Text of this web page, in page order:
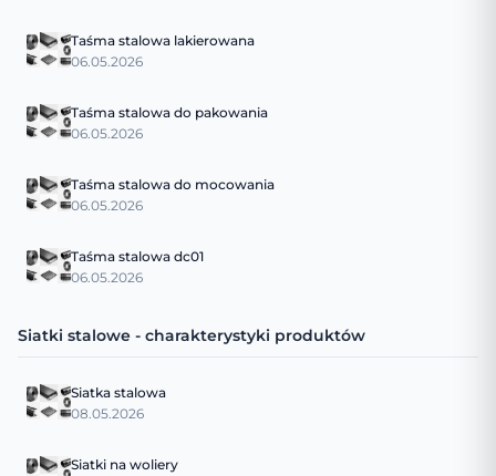
Taśma stalowa lakierowana
06.05.2026
Taśma stalowa do pakowania
06.05.2026
Taśma stalowa do mocowania
06.05.2026
Taśma stalowa dc01
06.05.2026
Siatki stalowe - charakterystyki produktów
Siatka stalowa
08.05.2026
Siatki na woliery